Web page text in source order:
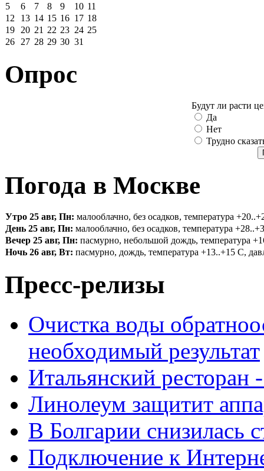
5
6 7 8 9 10 11
12
13 14 15 16 17 18
19
20 21 22 23 24 25
26
27 28 29 30 31
Опрос
Будут ли расти
Да
Нет
Трудно
Погода в Москве
Утро 25 авг, Пн: малооблачно, без осадков, температура
День 25 авг, Пн: малооблачно, без осадков, температура
Вечер 25 авг, Пн: пасмурно, небольшой дождь, температура
Ночь 26 авг, Вт: пасмурно, дождь, температура +13..+15 С,
Пресс-релизы
Очистка воды
необходимый результат
Итальянский
Линолеум защитит
В Болгарии снизилась
Подключение к